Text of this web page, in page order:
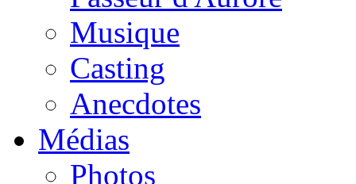
Musique
Casting
Anecdotes
Médias
Photos